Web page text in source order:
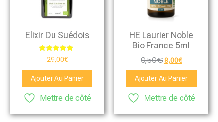
Elixir Du Suédois
Note
5.00
sur 5
29,00€
Ajouter Au Panier
Mettre de côté
HE Laurier Noble
Bio France 5ml
9,50€8,00€
Ajouter Au Panier
Mettre de côté